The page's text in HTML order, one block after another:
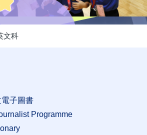
文科
子圖書
Programme